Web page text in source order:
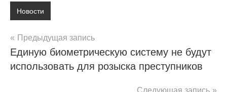
Новости
Навигация
по
записям
Предыдущая запись
Единую биометрическую систему не будут
использовать для розыска преступников